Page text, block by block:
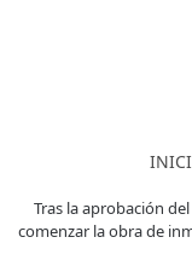
Tras la aprobación
comenzar la obra de